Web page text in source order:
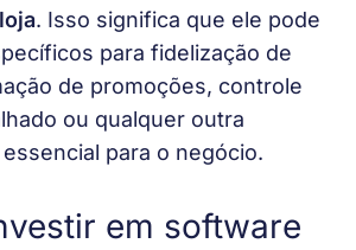
. Isso significa que ele pode
para fidelização de
de promoções, controle
ou qualquer outra
para o negócio.
em software